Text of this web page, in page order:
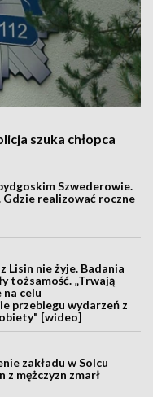
szuka chłopca
Szwederowie.
Gdzie realizować roczne
Lisin nie żyje. Badania
tożsamość. „Trwają
na celu
przebiegu wydarzeń z
[wideo]
zakładu w Solcu
z mężczyzn zmarł